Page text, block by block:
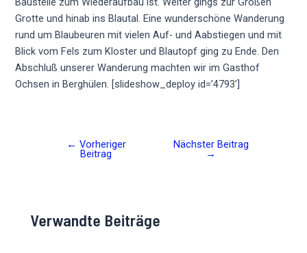
Grotte und hinab ins Blautal. Eine wunderschöne Wanderung
rund um Blaubeuren mit vielen Auf- und Aabstiegen und mit
Blick vom Fels zum Kloster und Blautopf ging zu Ende. Den
Abschluß unserer Wanderung machten wir im Gasthof
Ochsen in Berghülen. [slideshow_deploy id=’4793′]
← Vorheriger
Beitrag
Nächster Beitrag
→
Verwandte Beiträge